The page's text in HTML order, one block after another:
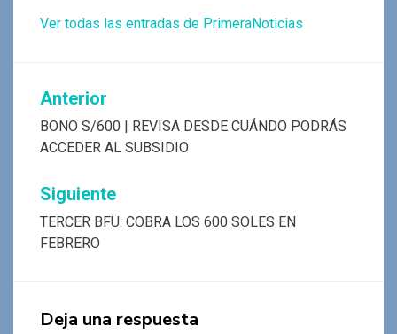
Ver todas las entradas de PrimeraNoticias
Navegación
de
entradas
Anterior
BONO S/600 | REVISA DESDE CUÁNDO PODRÁS
ACCEDER AL SUBSIDIO
Siguiente
TERCER BFU: COBRA LOS 600 SOLES EN
FEBRERO
Deja una respuesta